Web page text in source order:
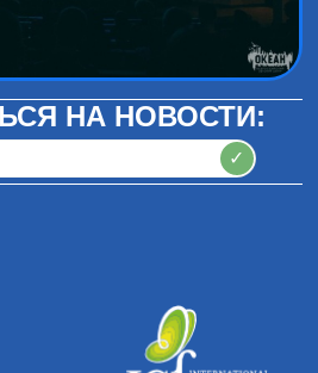
НА НОВОСТИ:
✓